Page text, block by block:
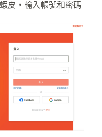
皮，輸入帳號和密碼